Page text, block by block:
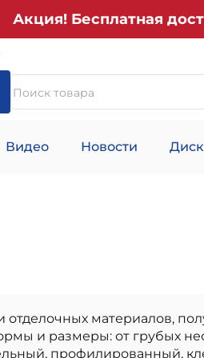
Акция! Бесплатная
Видео Новости
материалов,
и размеры: от грубых
профилированный,